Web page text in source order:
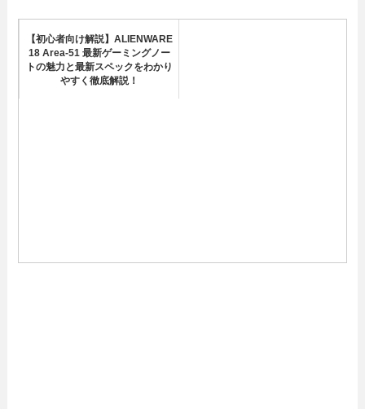
【初心者向け解説】ALIENWARE
18 Area-51 最新ゲーミングノー
トの魅力と最新スペックをわかり
やすく徹底解説！